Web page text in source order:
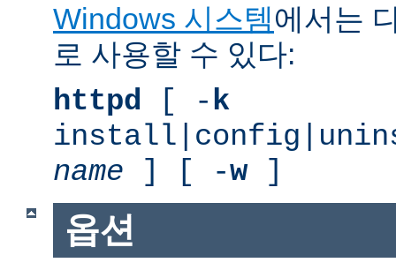
Windows 시스템에서는
로 사용할 수 있다:
httpd [ -k
name ] [ -w]
옵션